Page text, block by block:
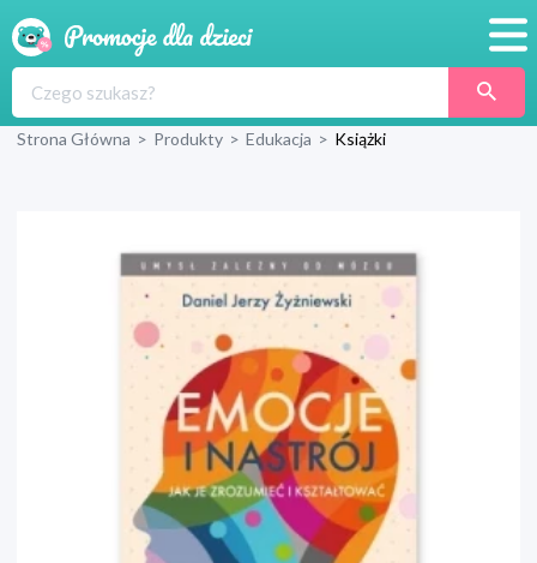
Produkty
Blog
Strona Główna > Produkty > Edukacja > Książki